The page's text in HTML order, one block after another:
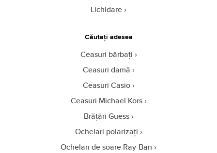
Lichidare
Căutați adesea
Ceasuri bărbați
Ceasuri damă
Ceasuri Casio
Ceasuri Michael Kors
Brățări Guess
Ochelari polarizați
Ochelari de soare Ray-Ban